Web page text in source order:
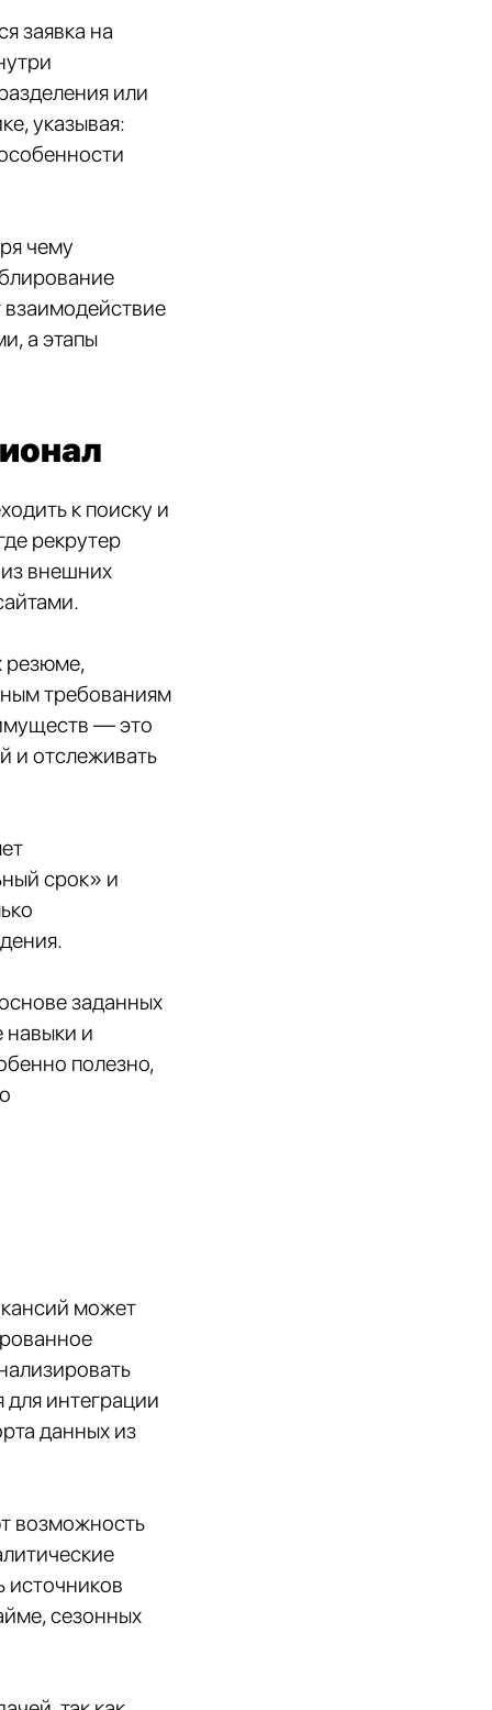
заявка на
или
указывая:
чему
а этапы
к поиску и
рекрутер
внешних
резюме,
требованиям
— это
и отслеживать
срок» и
заданных
навыки и
полезно,
может
интеграции
данных из
возможность
источников
сезонных